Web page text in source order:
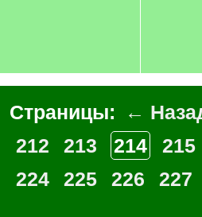
Страницы: ←
212
213 214 215
224
225 226 227